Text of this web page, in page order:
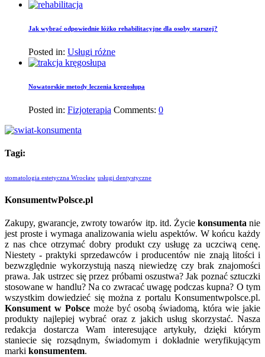
Jak wybrać odpowiednie łóżko rehabilitacyjne dla osoby starszej?
Posted in: Usługi różne
Nowatorskie metody leczenia kręgosłupa
Posted in: Fizjoterapia Comments: 0
Tagi:
stomatologia estetyczna Wrocław usługi dentystyczne
KonsumentwPolsce.pl
Zakupy, gwarancje, zwroty towarów itp. itd. Życie konsumenta nie
jest proste i wymaga analizowania wielu aspektów. W końcu każdy
z nas chce otrzymać dobry produkt czy usługę za uczciwą cenę.
Niestety - praktyki sprzedawców i producentów nie znają litości i
bezwzględnie wykorzystują naszą niewiedzę czy brak znajomości
prawa. Jak ustrzec się przez próbami oszustwa? Jak poznać sztuczki
stosowane w handlu? Na co zwracać uwagę podczas kupna? O tym
wszystkim dowiedzieć się można z portalu Konsumentwpolsce.pl.
Konsument w Polscemoże być osobą świadomą, która wie jakie
produkty najlepiej wybrać oraz z jakich usług skorzystać. Nasza
redakcja dostarcza Wam interesujące artykuły, dzięki którym
staniecie się rozsądnym, świadomym i dokładnie weryfikującym
marki konsumentem.